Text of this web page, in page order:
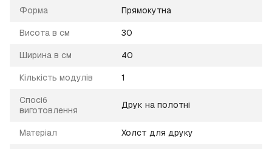
Форма Прямокутна
Висота в см 30
Ширина в см 40
Кількість модулів 1
Спосіб
виготовлення
Друк на полотні
Матеріал Холст для друку